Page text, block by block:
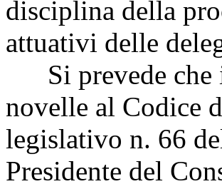
disciplina della
attuativi delle
Si prevede che i
novelle al Codice
legislativo n. 66
Presidente del